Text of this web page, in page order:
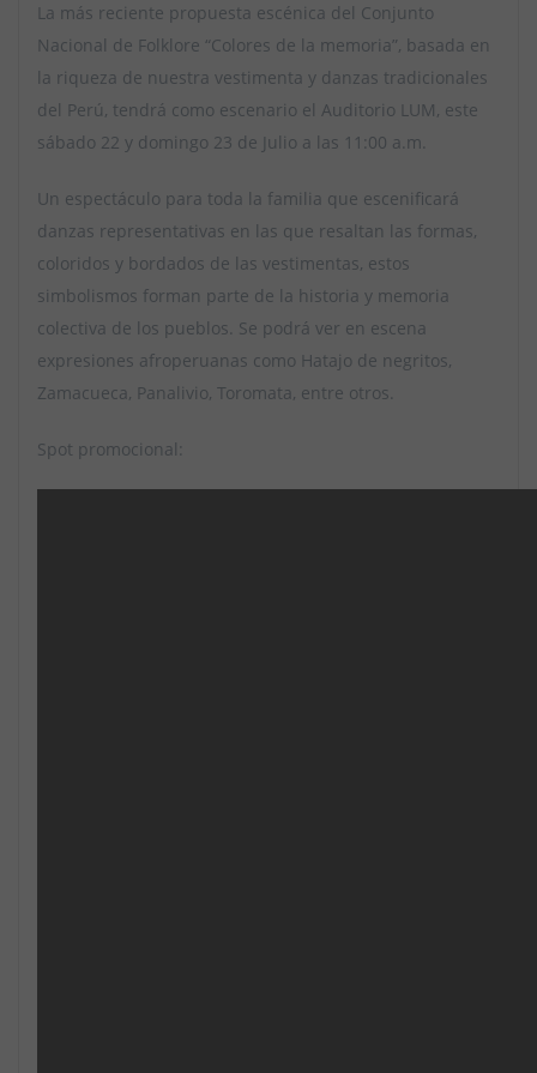
La más reciente propuesta escénica del Conjunto
Nacional de Folklore “Colores de la memoria”, basada en
la riqueza de nuestra vestimenta y danzas tradicionales
del Perú, tendrá como escenario el Auditorio LUM, este
sábado 22 y domingo 23 de Julio a las 11:00 a.m.
Un espectáculo para toda la familia que escenificará
danzas representativas en las que resaltan las formas,
coloridos y bordados de las vestimentas, estos
simbolismos forman parte de la historia y memoria
colectiva de los pueblos. Se podrá ver en escena
expresiones afroperuanas como Hatajo de negritos,
Zamacueca, Panalivio, Toromata, entre otros.
Spot promocional: